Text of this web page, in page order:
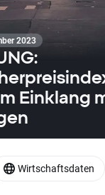
2023
Einklang
Wirtschaftsdaten